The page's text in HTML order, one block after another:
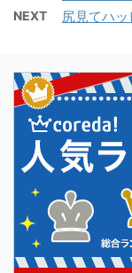
NEXT 尻見てハ